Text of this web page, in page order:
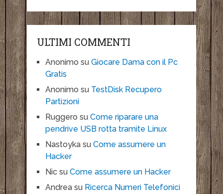
ULTIMI COMMENTI
Anonimo su Giocare Dama con il Pc
Gratis
Anonimo su TestDisk Recupero
Partizioni
Ruggero su Come riparare una
pendrive USB rotta tramite Linux
Nastoykasu Come assumere un
Hacker
Nicsu Come assumere un Hacker
Andreasu Ricerca Numeri Telefonici